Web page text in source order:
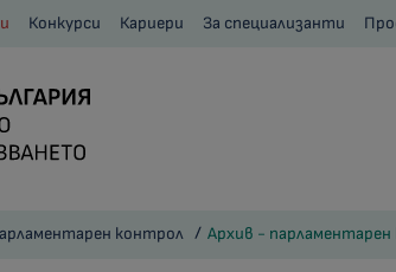
Конкурси Кариери За специализанти
контрол Архив -